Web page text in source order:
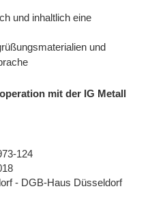
und inhaltlich eine
und
mit der IG Metall
124
- DGB-Haus Düsseldorf